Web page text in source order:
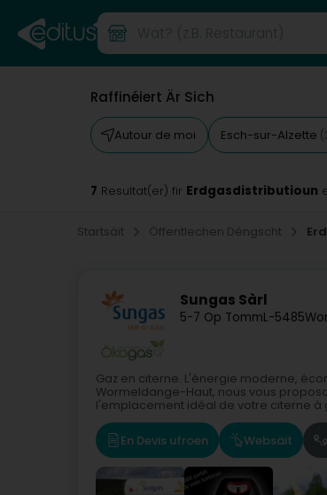
Raffinéiert Är Sich
Autour de moi Esch-sur-Alzette
7 Resultat(er) fir Erdgasdistributioun
Startsäit Öffentlechen Déngscht
Sungas Sàrl
5-7 Op TommL-5485
Gaz en citerne. L'énergie moderne,
Wormeldange-Haut, nous vous
l'emplacement idéal de votre citerne à
En Devis ufroen Websäit